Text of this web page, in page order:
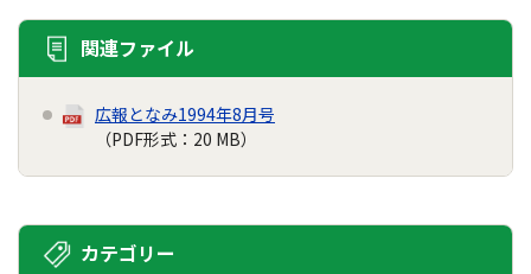
関連ファイル
広報となみ1994年8月号
（PDF形式：20 MB）
カテゴリー